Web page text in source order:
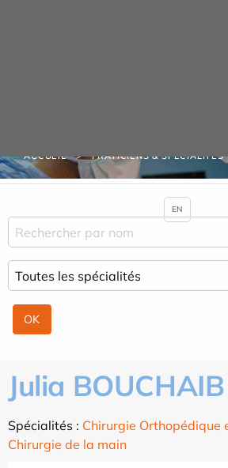
ACCUEIL PRATICIENS & SPÉCIALITÉS
Julia BOUCHAIB
Spécialités : Chirurgie Orthopédique
Chirurgie de la main
EN